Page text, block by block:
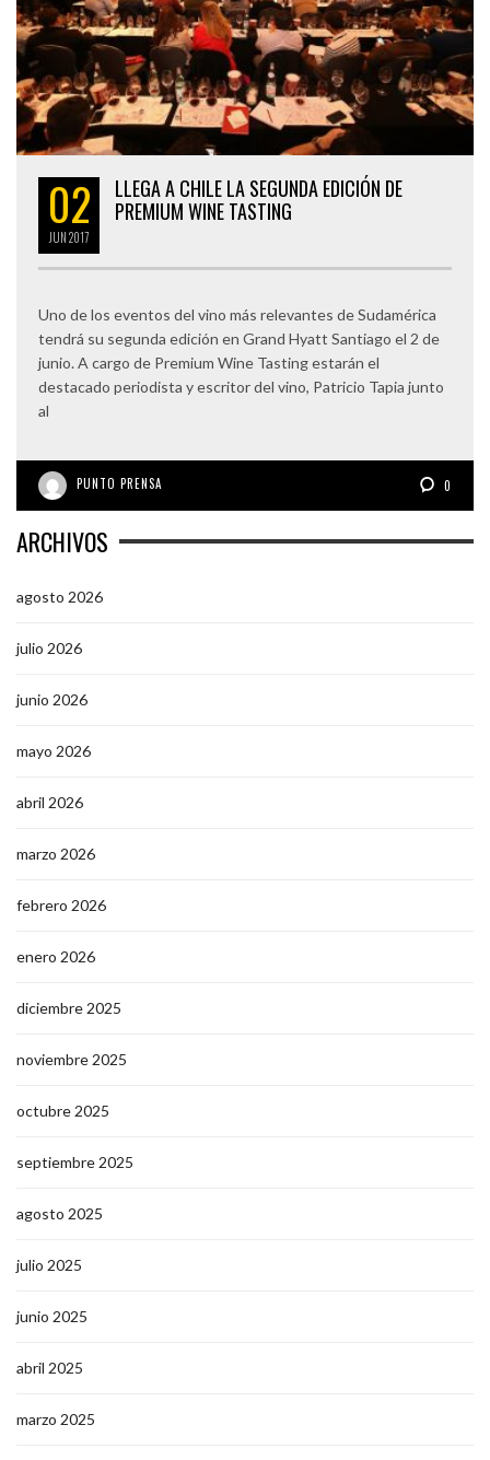
02
JUN2017
LLEGA A CHILE LA SEGUNDA EDICIÓN DE
PREMIUM WINE TASTING
Uno de los eventos del vino más relevantes de Sudamérica
tendrá su segunda edición en Grand Hyatt Santiago el 2 de
junio. A cargo de Premium Wine Tasting estarán el
destacado periodista y escritor del vino, Patricio Tapia junto
al
PUNTO PRENSA 0
ARCHIVOS
agosto 2026
julio 2026
junio 2026
mayo 2026
abril 2026
marzo 2026
febrero 2026
enero 2026
diciembre 2025
noviembre 2025
octubre 2025
septiembre 2025
agosto 2025
julio 2025
junio 2025
abril 2025
marzo 2025